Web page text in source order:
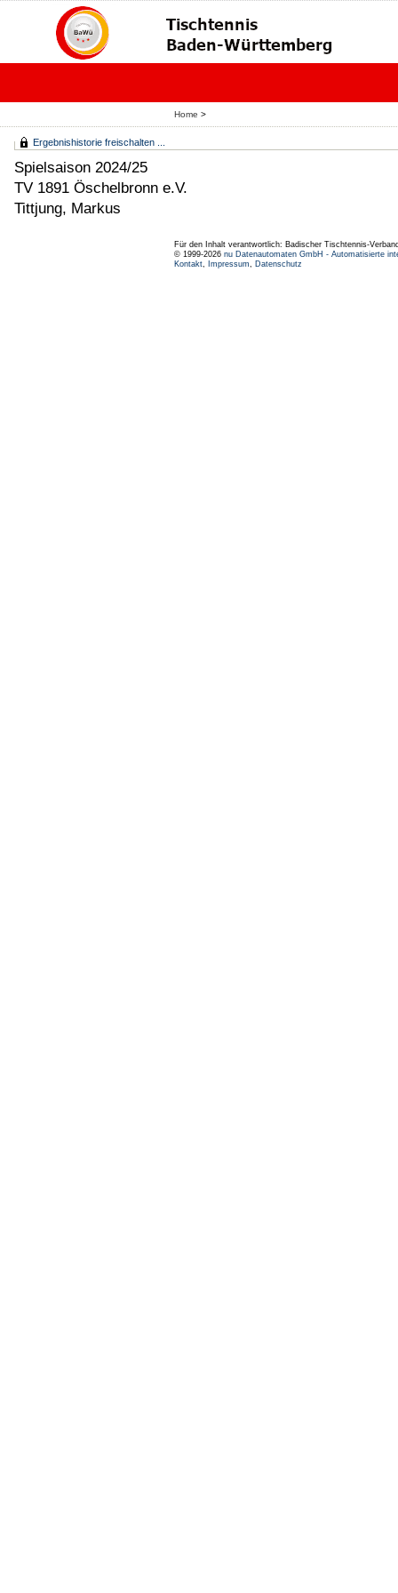
Home >
Ergebnishistorie freischalten ...
Spielsaison 2024/25
TV 1891 Öschelbronn e.V.
Tittjung, Markus
Für den Inhalt verantwortlich: Badischer Tischtennis-
© 1999-2026 nu Datenautomaten GmbH - Automatisierte
Kontakt, Impressum, Datenschutz